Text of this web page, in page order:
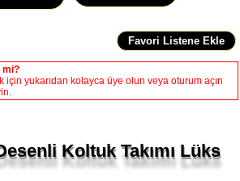
yukarıdan kolayca üye olun veya oturum açın